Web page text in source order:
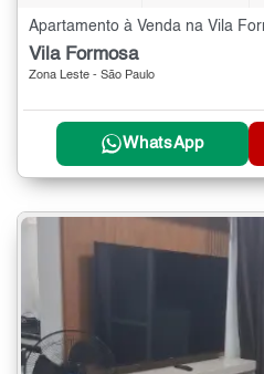
Apartamento à Venda na Vila
Vila Formosa
Zona Leste - São Paulo
WhatsApp